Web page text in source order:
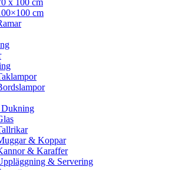
x 100 cm
cm
& Koppar
& Karaffer
& Servering